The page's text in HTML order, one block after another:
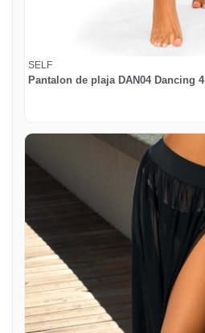
SELF
Pantalon de plaja DAN04 Dancing 4